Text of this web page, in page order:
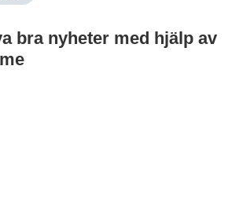
bra nyheter med hjälp av